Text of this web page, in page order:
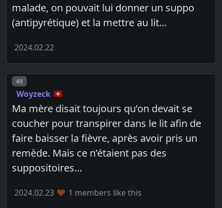
malade, on pouvait lui donner un suppo
(antipyrétique) et la mettre au lit…
2024.02.22
Post number
49
Woyzeck
Ma mère disait toujours qu’on devait se
coucher pour transpirer dans le lit afin de
faire baisser la fièvre, après avoir pris un
remède. Mais ce n’étaient pas des
suppositoires…
2024.02.23 1 members like this